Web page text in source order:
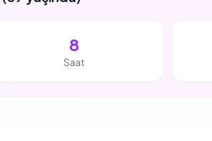
8
Saat